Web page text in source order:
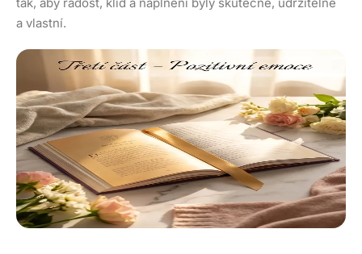
a vlastní.